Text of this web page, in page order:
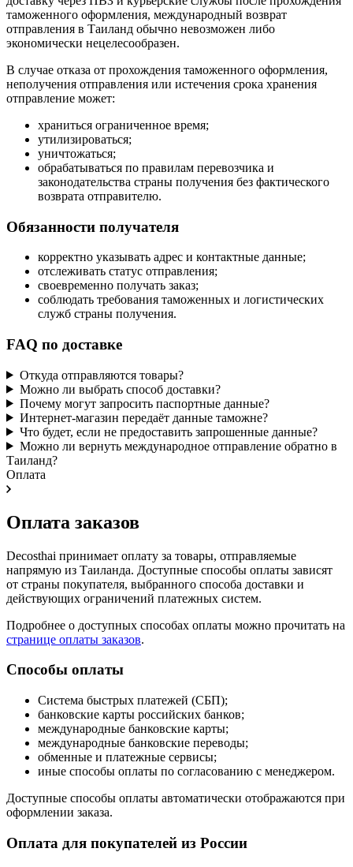
таможенного оформления, международный возврат
отправления в Таиланд обычно невозможен либо
экономически нецелесообразен.
В случае отказа от прохождения таможенного оформления,
неполучения отправления или истечения срока хранения
отправление может:
храниться ограниченное время;
утилизироваться;
уничтожаться;
обрабатываться по правилам перевозчика и
законодательства страны получения без фактического
возврата отправителю.
Обязанности получателя
корректно указывать адрес и контактные данные;
отслеживать статус отправления;
своевременно получать заказ;
соблюдать требования таможенных и логистических
служб страны получения.
FAQ по доставке
Откуда отправляются товары?
Можно ли выбрать способ доставки?
Почему могут запросить паспортные данные?
Интернет-магазин передаёт данные таможне?
Что будет, если не предоставить запрошенные данные?
Можно ли вернуть международное отправление обратно в
Таиланд?
Оплата
Оплата заказов
Decosthai принимает оплату за товары, отправляемые
напрямую из Таиланда. Доступные способы оплаты зависят
от страны покупателя, выбранного способа доставки и
действующих ограничений платежных систем.
Подробнее о доступных способах оплаты можно прочитать на
странице оплаты заказов.
Способы оплаты
Система быстрых платежей (СБП);
банковские карты российских банков;
международные банковские карты;
международные банковские переводы;
обменные и платежные сервисы;
иные способы оплаты по согласованию с менеджером.
Доступные способы оплаты автоматически отображаются при
оформлении заказа.
Оплата для покупателей из России